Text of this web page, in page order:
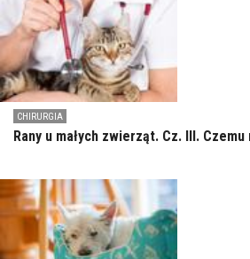
CHIRURGIA
Rany u małych zwierząt. Cz. III.